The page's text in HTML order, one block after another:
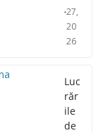
27,
20
26
Luc
răr
ile
de